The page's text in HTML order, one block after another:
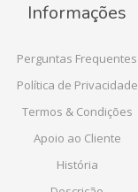
Informações
Perguntas Frequentes
Política de Privacidade
Termos & Condições
Apoio ao Cliente
História